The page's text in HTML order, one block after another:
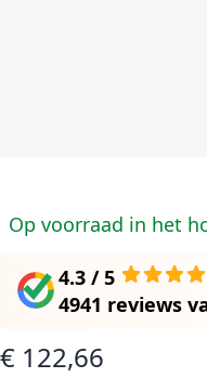
Op voorraad in het
4.3 / 5
4941 reviews
€ 122,66